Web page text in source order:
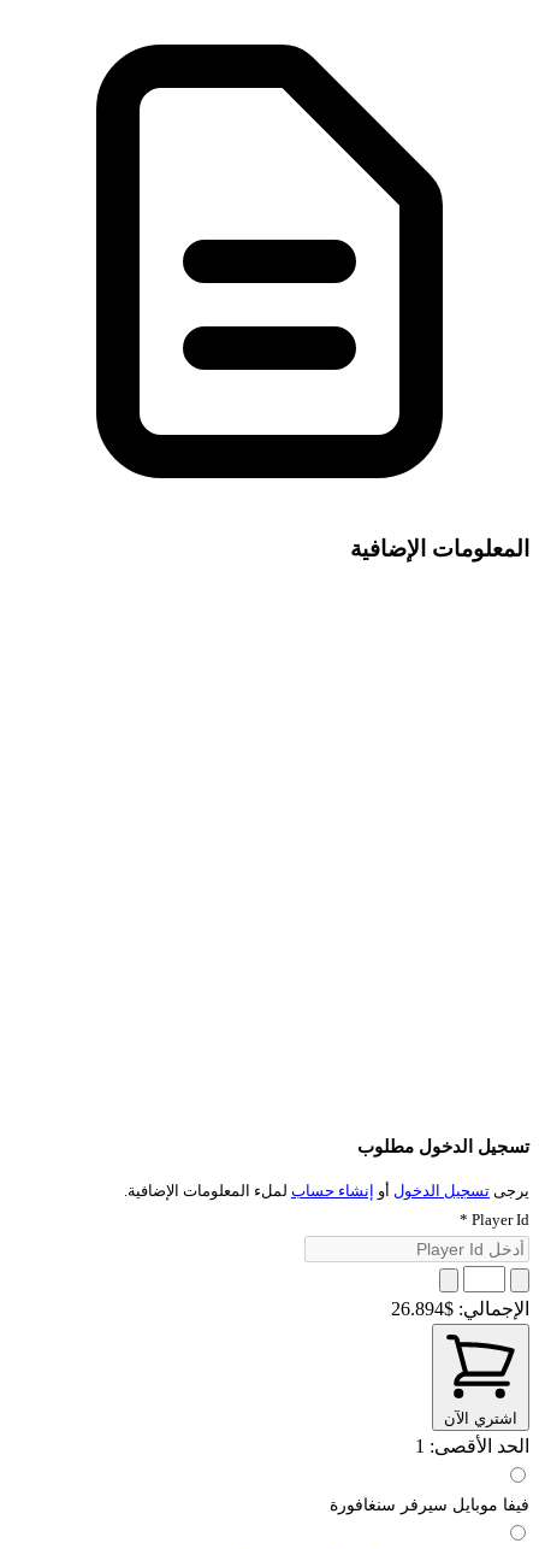
المعلومات الإضافية
تسجيل الدخول مطلوب
يرجى تسجيل الدخول أو إنشاء حساب لملء المعلومات الإضافية.
Player Id
*
الإجمالي: $26.894
اشتري الآن
الحد الأقصى: 1
فيفا موبايل سيرفر سنغافورة